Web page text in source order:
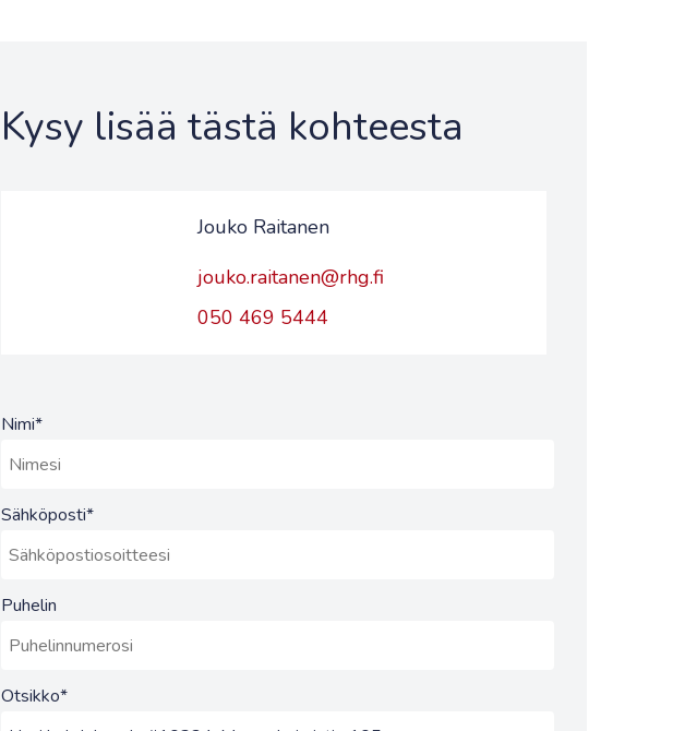
Kysy lisää tästä kohteesta
Jouko Raitanen
jouko.raitanen@rhg.fi
050 469 5444
Nimi*
Sähköposti*
Puhelin
Otsikko*